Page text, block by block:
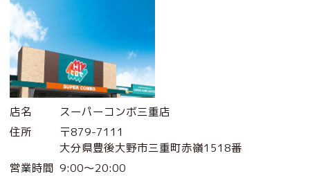
店名
スーパーコンボ三重店
住所
〒879-7111
大分県豊後大野市三重町赤嶺1518番
営業時間 9:00〜20:00